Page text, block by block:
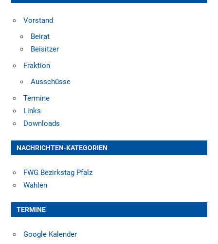
Vorstand
Beirat
Beisitzer
Fraktion
Ausschüsse
Termine
Links
Downloads
NACHRICHTEN-KATEGORIEN
FWG Bezirkstag Pfalz
Wahlen
TERMINE
Google Kalender